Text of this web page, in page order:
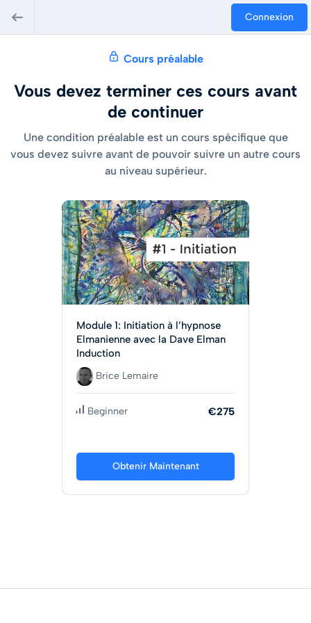
Connexion
Cours préalable
Vous devez terminer ces cours avant
de continuer
Une condition préalable est un cours spécifique que
vous devez suivre avant de pouvoir suivre un autre cours
au niveau supérieur.
Module 1: Initiation à l’hypnose
Elmanienne avec la Dave Elman
Induction
Brice Lemaire
Beginner €275
Obtenir Maintenant